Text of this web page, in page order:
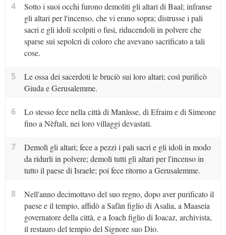
4
Sotto i suoi occhi furono demoliti gli altari di Baal; infranse
gli altari per l'incenso, che vi erano sopra; distrusse i pali
sacri e gli idoli scolpiti o fusi, riducendoli in polvere che
sparse sui sepolcri di coloro che avevano sacrificato a tali
cose.
5
Le ossa dei sacerdoti le bruciò sui loro altari; così purificò
Giuda e Gerusalemme.
6
Lo stesso fece nella città di Manàsse, di Efraim e di Simeone
fino a Nèftali, nei loro villaggi devastati.
7
Demolì gli altari; fece a pezzi i pali sacri e gli idoli in modo
da ridurli in polvere; demolì tutti gli altari per l'incenso in
tutto il paese di Israele; poi fece ritorno a Gerusalemme.
8
Nell'anno decimottavo del suo regno, dopo aver purificato il
paese e il tempio, affidò a Safàn figlio di Asalia, a Maaseia
governatore della città, e a Ioach figlio di Ioacaz, archivista,
il restauro del tempio del Signore suo Dio.